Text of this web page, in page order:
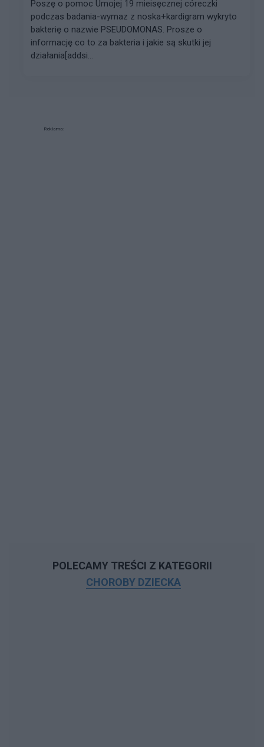
Poszę o pomoc Umojej 19 mieisęcznej córeczki
podczas badania-wymaz z noska+kardigram wykryto
bakterię o nazwie PSEUDOMONAS. Prosze o
informację co to za bakteria i jakie są skutki jej
działania[addsi...
Reklama:
POLECAMY TREŚCI Z KATEGORII
CHOROBY DZIECKA